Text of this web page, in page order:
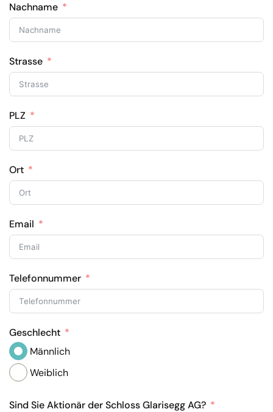
Nachname
Strasse
PLZ
Ort
Email
Telefonnummer
Geschlecht
Männlich
Weiblich
Sind Sie Aktionär der Schloss Glarisegg AG?